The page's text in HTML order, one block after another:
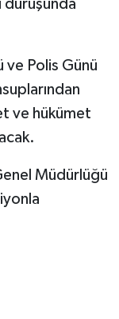
duruşunda
ve Polis Günü
ve hükümet
Müdürlüğü